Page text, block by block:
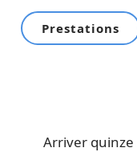
Prestations
Arriver